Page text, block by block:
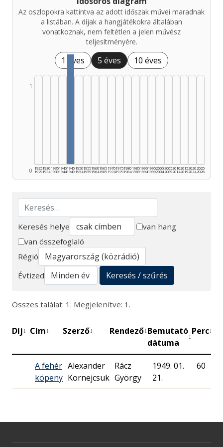
Az oszlopokra kattintva az adott időszak művei maradnak
a listában. A díjak a hangjátékokra általában
vonatkoznak, nem feltétlen a jelen művész
teljesítményére.
1 éves 5 éves 10 éves
0
1
1925
1929
1930
1934
1935
1939
1940
1944
1945
1949
1950
1954
1955
1959
1960
1964
1965
1969
1970
1974
1975
1979
1980
1984
1985
1989
1990
1994
1995
1999
2000
2004
2005
2009
2010
2014
2015
2019
2020
2024
2025
2026
Keresés
Keresés helye
van hang
van összefoglaló
Régió
Évtized
Keresés / szűrés
Összes találat: 1. Megjelenítve: 1.
Díj↕ Cím↕ Szerző↕ Rendező↕Bemutató
dátuma
↕
Perc↕
A fehér
köpeny
Alexander
Kornejcsuk
Rácz
György
1949. 01.
21.
60